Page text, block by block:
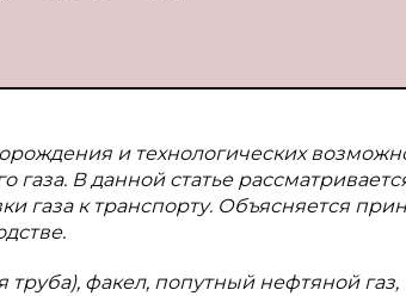
и технологических
В данной статье
газа к транспорту. Объясняется
труба), факел, попутный нефтяной газ,